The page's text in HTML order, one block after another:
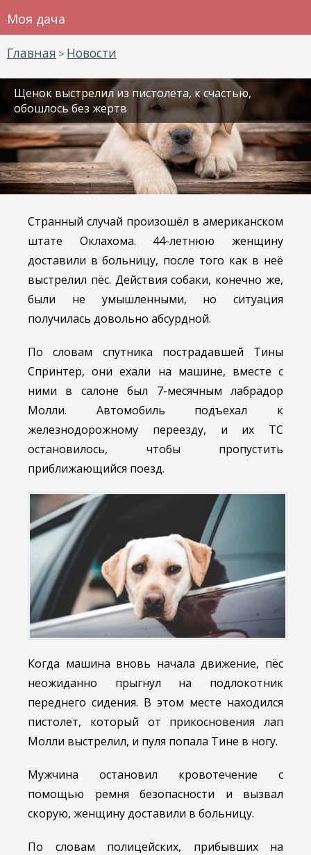
Моя дача
Главная > Новости
Щенок выстрелил из пистолета, к счастью,
обошлось без жертв
Странный случай произошёл в американском
штате Оклахома. 44-летнюю женщину
доставили в больницу, после того как в неё
выстрелил пёс. Действия собаки, конечно же,
были не умышленными, но ситуация
получилась довольно абсурдной.
По словам спутника пострадавшей Тины
Спринтер, они ехали на машине, вместе с
ними в салоне был 7-месячным лабрадор
Молли. Автомобиль подъехал к
железнодорожному переезду, и их ТС
остановилось, чтобы пропустить
приближающийся поезд.
Когда машина вновь начала движение, пёс
неожиданно прыгнул на подлокотник
переднего сидения. В этом месте находился
пистолет, который от прикосновения лап
Молли выстрелил, и пуля попала Тине в ногу.
Мужчина остановил кровотечение с
помощью ремня безопасности и вызвал
скорую, женщину доставили в больницу.
По словам полицейских, прибывших на